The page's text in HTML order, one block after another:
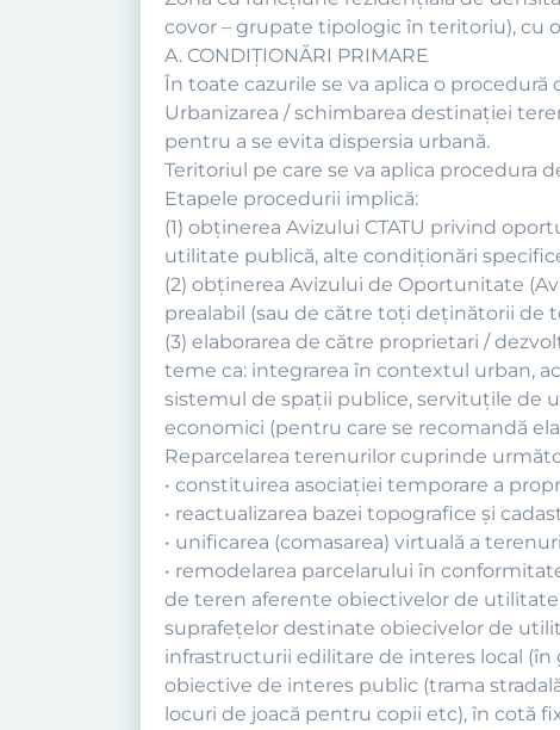
covor – grupate tipologic în teritoriu), cu
A. CONDIŢIONĂRI PRIMARE
În toate cazurile se va aplica o procedură
Urbanizarea / schimbarea destinaţiei
pentru a se evita dispersia urbană.
Teritoriul pe care se va aplica procedura
Etapele procedurii implică:
(1) obţinerea Avizului CTATU privind
utilitate publică, alte condiţionări
(2) obţinerea Avizului de Oportunitate
prealabil (sau de către toţi deţinătorii de
(3) elaborarea de către proprietari /
teme ca: integrarea în contextul urban,
sistemul de spaţii publice, servituţile de
economici (pentru care se recomandă
Reparcelarea terenurilor cuprinde
• constituirea asociaţiei temporare a
• reactualizarea bazei topografice şi
• unificarea (comasarea) virtuală a
• remodelarea parcelarului în
de teren aferente obiectivelor de
suprafeţelor destinate obiecivelor de
infrastructurii edilitare de interes local (în
obiective de interes public (trama
locuri de joacă pentru copii etc), în cotă